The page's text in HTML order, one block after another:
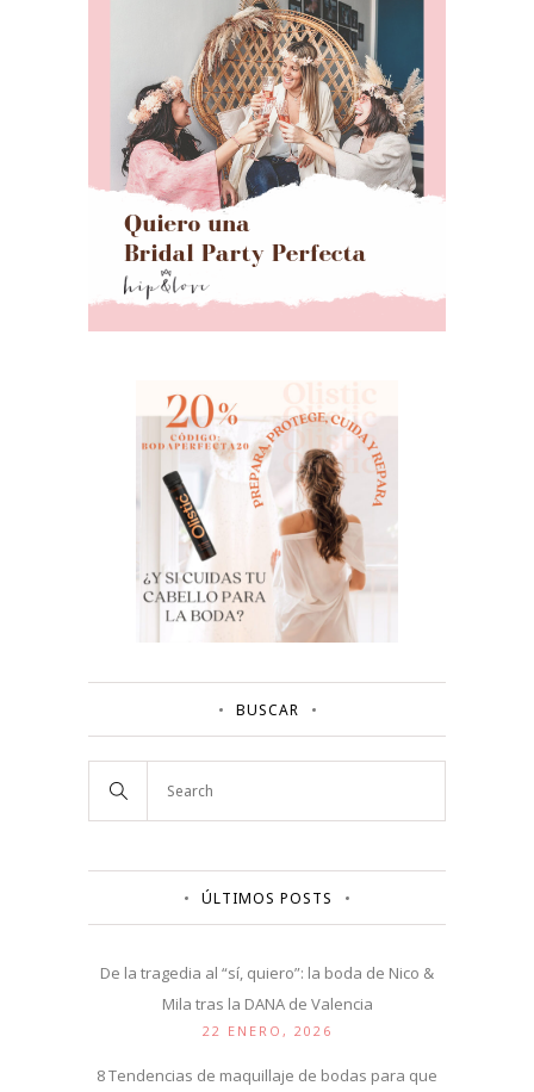
BUSCAR
ÚLTIMOS POSTS
De la tragedia al “sí, quiero”: la boda de Nico &
Mila tras la DANA de Valencia
22 ENERO, 2026
8 Tendencias de maquillaje de bodas para que